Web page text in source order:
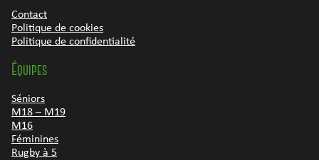
Contact
Politique de cookies
Politique de confidentialité
Équipes
Séniors
M18 – M19
M16
Féminines
Rugby à 5